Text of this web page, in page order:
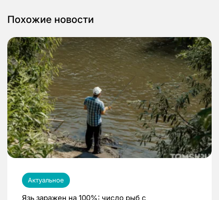
Похожие новости
Актуальное
Язь заражен на 100%: число рыб с